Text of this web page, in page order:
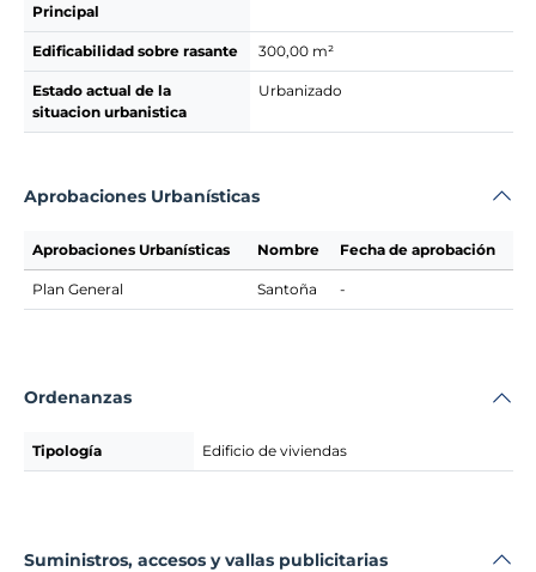
Principal
Edificabilidad sobre rasante 300,00 m²
Estado actual de la
situacion urbanistica
Urbanizado
Aprobaciones Urbanísticas
Aprobaciones Urbanísticas Nombre Fecha de aprobación
Plan General Santoña -
Ordenanzas
Tipología Edificio de viviendas
Suministros, accesos y vallas publicitarias